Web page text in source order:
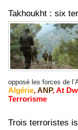
Takhoukht : six
opposé les forces de
Algérie,ANP,At
Terrorisme
Trois terroristes